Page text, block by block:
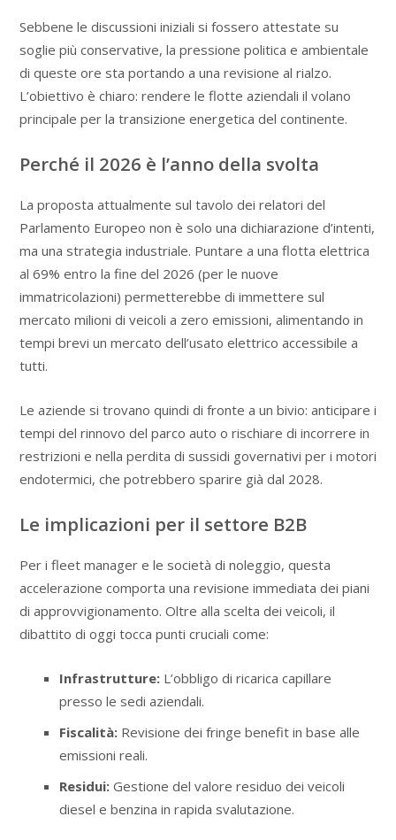
Sebbene le discussioni iniziali si fossero attestate su
soglie più conservative, la pressione politica e ambientale
di queste ore sta portando a una revisione al rialzo.
L’obiettivo è chiaro: rendere le flotte aziendali il volano
principale per la transizione energetica del continente.
Perché il 2026 è l’anno della svolta
La proposta attualmente sul tavolo dei relatori del
Parlamento Europeo non è solo una dichiarazione d’intenti,
ma una strategia industriale. Puntare a una flotta elettrica
al 69% entro la fine del 2026 (per le nuove
immatricolazioni) permetterebbe di immettere sul
mercato milioni di veicoli a zero emissioni, alimentando in
tempi brevi un mercato dell’usato elettrico accessibile a
tutti.
Le aziende si trovano quindi di fronte a un bivio: anticipare i
tempi del rinnovo del parco auto o rischiare di incorrere in
restrizioni e nella perdita di sussidi governativi per i motori
endotermici, che potrebbero sparire già dal 2028.
Le implicazioni per il settore B2B
Per i fleet manager e le società di noleggio, questa
accelerazione comporta una revisione immediata dei piani
di approvvigionamento. Oltre alla scelta dei veicoli, il
dibattito di oggi tocca punti cruciali come:
Infrastrutture:L’obbligo di ricarica capillare
presso le sedi aziendali.
Fiscalità:Revisione dei fringe benefit in base alle
emissioni reali.
Residui:Gestione del valore residuo dei veicoli
diesel e benzina in rapida svalutazione.